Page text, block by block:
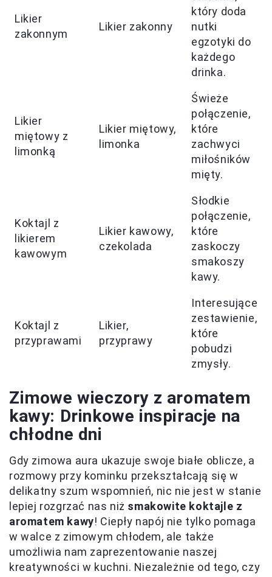
Likier
zakonnym
Likier zakonny
który doda
nutki
egzotyki do
każdego
drinka.
Likier
miętowy z
limonką
Likier miętowy,
limonka
Świeże
połączenie,
które
zachwyci
miłośników
mięty.
Koktajl z
likierem
kawowym
Likier kawowy,
czekolada
Słodkie
połączenie,
które
zaskoczy
smakoszy
kawy.
Koktajl z
przyprawami
Likier,
przyprawy
Interesujące
zestawienie,
które
pobudzi
zmysły.
Zimowe wieczory z aromatem
kawy: Drinkowe inspiracje na
chłodne dni
Gdy zimowa aura ukazuje swoje białe oblicze, a
rozmowy przy kominku przekształcają się w
delikatny szum wspomnień, nic nie jest w stanie
lepiej rozgrzać nas niż smakowite koktajle z
aromatem kawy! Ciepły napój nie tylko pomaga
w walce z zimowym chłodem, ale także
umożliwia nam zaprezentowanie naszej
kreatywności w kuchni. Niezależnie od tego, czy